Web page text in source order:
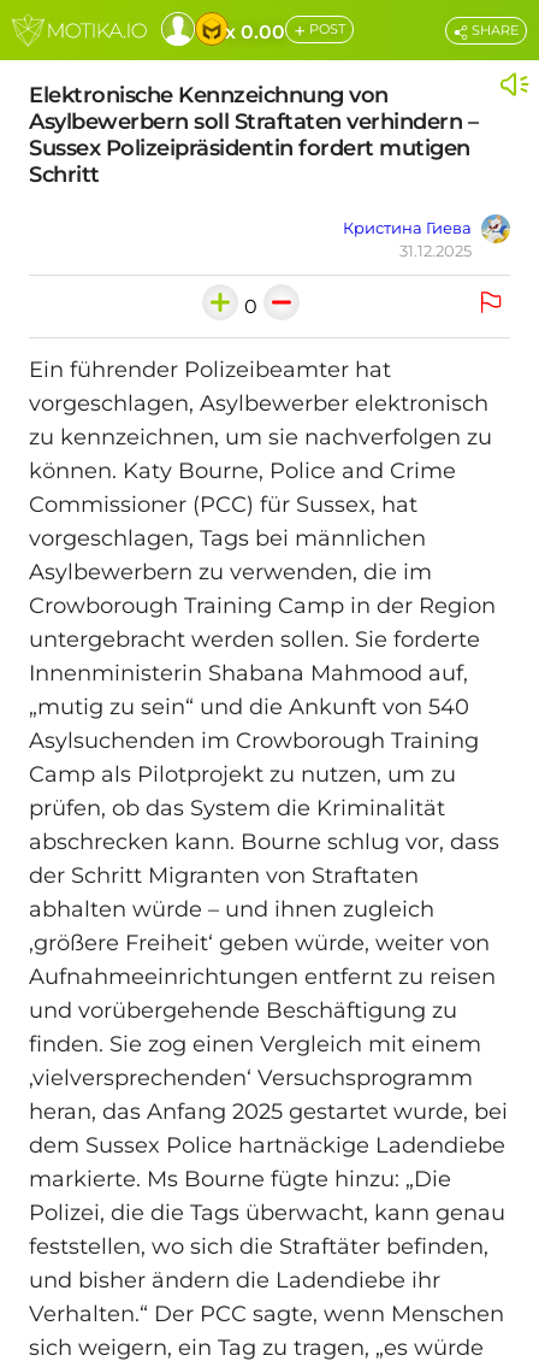
x 0.00 + POST
Elektronische Kennzeichnung von
Asylbewerbern soll Straftaten verhindern –
Sussex Polizeipräsidentin fordert mutigen
Schritt
Кристина Гиева
31.12.2025
SHARE
0
Ein führender Polizeibeamter hat
vorgeschlagen, Asylbewerber elektronisch
zu kennzeichnen, um sie nachverfolgen zu
können. Katy Bourne, Police and Crime
Commissioner (PCC) für Sussex, hat
vorgeschlagen, Tags bei männlichen
Asylbewerbern zu verwenden, die im
Crowborough Training Camp in der Region
untergebracht werden sollen. Sie forderte
Innenministerin Shabana Mahmood auf,
„mutig zu sein“ und die Ankunft von 540
Asylsuchenden im Crowborough Training
Camp als Pilotprojekt zu nutzen, um zu
prüfen, ob das System die Kriminalität
abschrecken kann. Bourne schlug vor, dass
der Schritt Migranten von Straftaten
abhalten würde – und ihnen zugleich
‚größere Freiheit‘ geben würde, weiter von
Aufnahmeeinrichtungen entfernt zu reisen
und vorübergehende Beschäftigung zu
finden. Sie zog einen Vergleich mit einem
‚vielversprechenden‘ Versuchsprogramm
heran, das Anfang 2025 gestartet wurde, bei
dem Sussex Police hartnäckige Ladendiebe
markierte. Ms Bourne fügte hinzu: „Die
Polizei, die die Tags überwacht, kann genau
feststellen, wo sich die Straftäter befinden,
und bisher ändern die Ladendiebe ihr
Verhalten.“ Der PCC sagte, wenn Menschen
sich weigern, ein Tag zu tragen, „es würde